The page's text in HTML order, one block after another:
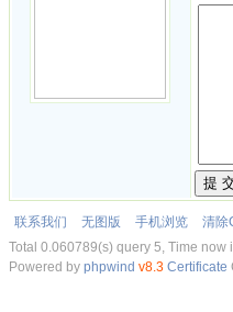
提
联系我们 无图版 手机浏览 清除
Total 0.060789(s) query 5, Time now
Powered by phpwind v8.3 Certificate